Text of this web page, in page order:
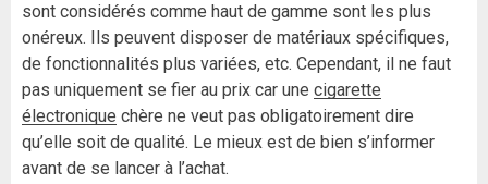
sont considérés comme haut de gamme sont les plus
onéreux. Ils peuvent disposer de matériaux spécifiques,
de fonctionnalités plus variées, etc. Cependant, il ne faut
pas uniquement se fier au prix car une cigarette
électronique chère ne veut pas obligatoirement dire
qu’elle soit de qualité. Le mieux est de bien s’informer
avant de se lancer à l’achat.